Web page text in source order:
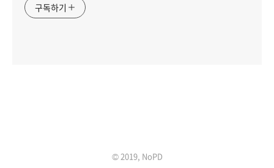
구독하기
© 2019, NoPD